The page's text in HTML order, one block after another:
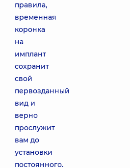
правила,
временная
коронка
на
имплант
сохранит
свой
первозданный
вид и
верно
прослужит
вам до
установки
постоянного.